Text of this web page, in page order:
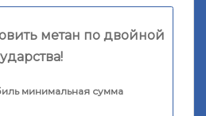
метан по двойной
минимальная сумма